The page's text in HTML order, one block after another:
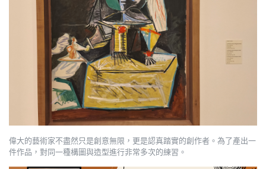
偉大的藝術家不盡然只是創意無限，更是認真踏實的創作者。為了產出一
件作品，對同一種構圖與造型進行非常多次的練習。